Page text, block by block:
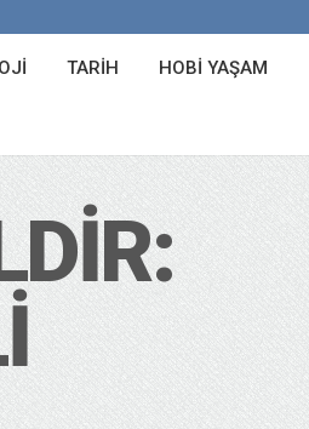
TARIH HOBI YAŞAM